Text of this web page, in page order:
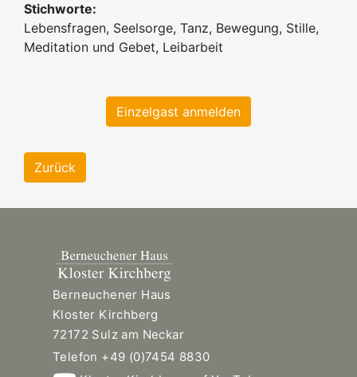
Stichworte:
Lebensfragen, Seelsorge, Tanz, Bewegung, Stille,
Meditation und Gebet, Leibarbeit
Einzelgast anmelden
Zurück
Berneuchener Haus
Kloster Kirchberg
72172 Sulz am Neckar
Telefon +49 (0)7454 8830